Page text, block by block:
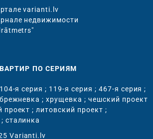
varianti.lv
недвижимости
ПО СЕРИЯМ
104-я серия ; 119-я серия ; 467-я серия ;
брежневка ;хрущевка ; чешский проект
проект ;литовский проект ;
; сталинка
Varianti.lv